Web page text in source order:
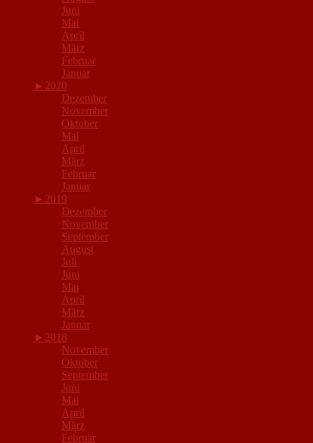
Juni
Mai
April
März
Februar
Januar
► 2020
Dezember
November
Oktober
Mai
April
März
Februar
Januar
► 2019
Dezember
November
September
August
Juli
Juni
Mai
April
März
Januar
► 2018
November
Oktober
September
Juni
Mai
April
März
Februar